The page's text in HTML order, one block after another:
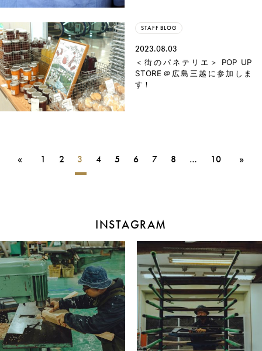
STAFF BLOG
2023.08.03
＜街のパネテリエ＞ POP UP
STORE＠広島三越に参加しま
す！
« 1 2 3 4 5 6 7 8 … 10 »
INSTAGRAM